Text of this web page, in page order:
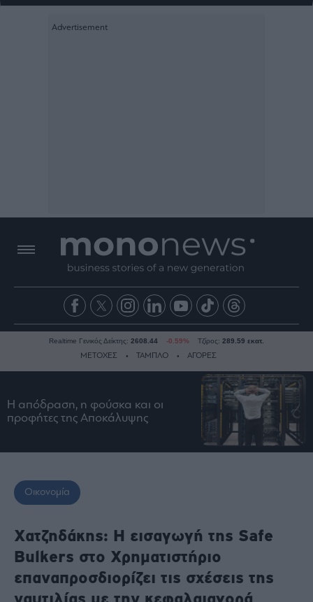
Ειδήσεις
Business
Ναυτιλία
Ενέργεια
Πολιτική
Πολιτισμός
Realtime Γενικός Δείκτης: 2608.44 -0.59% Τζίρος: 289.59 εκατ.
ΜΕΤΟΧΕΣ ΤΑΜΠΛΟ ΑΓΟΡΕΣ
Η απόδραση, η φούσκα και οι
προφήτες της Αποκάλυψης
Οικονομία
Χατζηδάκης: Η εισαγωγή της Safe
Bulkers στο Χρηματιστήριο
επαναπροσδιορίζει τις σχέσεις της